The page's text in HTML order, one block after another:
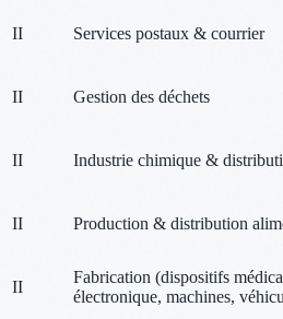
II Services postaux & courrier
II Gestion des déchets
II Industrie chimique &
II Production & distribution
II
Fabrication (dispositifs
électronique, machines,